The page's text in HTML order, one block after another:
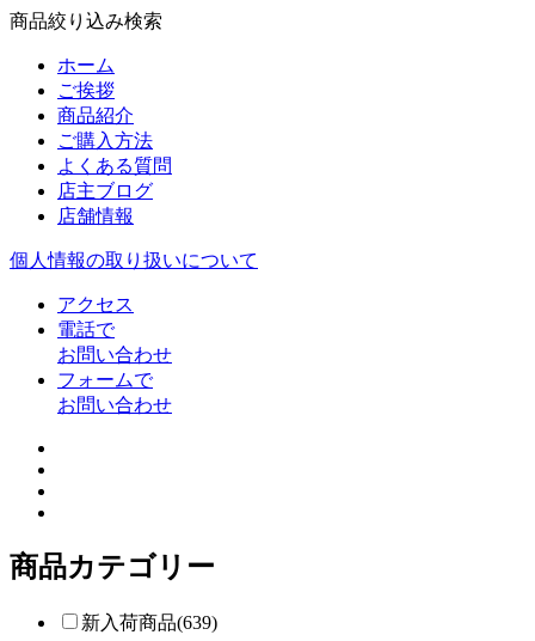
商品絞り込み検索
ホーム
ご挨拶
商品紹介
ご購入方法
よくある質問
店主ブログ
店舗情報
個人情報の取り扱いについて
アクセス
電話で
お問い合わせ
フォームで
お問い合わせ
商品カテゴリー
新入荷商品(639)